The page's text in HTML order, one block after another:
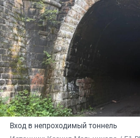
Вход в непроходимый тоннель